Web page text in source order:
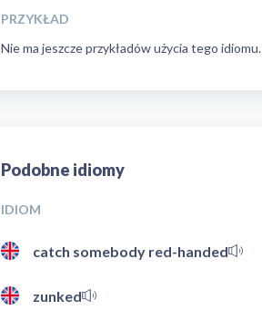
PRZYKŁAD
Nie ma jeszcze przykładów użycia tego idiomu.
Podobne idiomy
IDIOM
catch somebody red-handed
zunked